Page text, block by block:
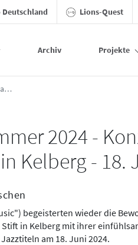
Deutschland Lions-Quest
Archiv Projekte
2024 - Vulkaneifel
Konzert im Regina Protmann Stift in Kelberg am 18. Juni 2024
2024 -
Kelberg - 18.
begeisterten wieder die
in Kelberg mit ihrer
am 18. Juni 2024.